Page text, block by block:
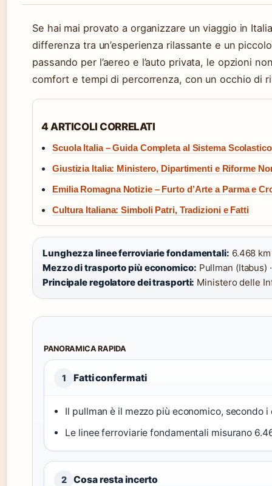
Se hai mai provato a organizzare un viaggio in
differenza tra un’esperienza rilassante e un
passando per l’aereo e l’auto privata, le opzioni
comfort e tempi di percorrenza, con un occhio di
4 ARTICOLI CORRELATI
Scuola Italia – Guida Completa al Sistema Scolastico
Giustizia Italia: Ministero, Dipartimenti e Riforme
Emilia Romagna Notizie – Furto d’Arte a Parma e
Cultura Italiana: Simboli Patri, Tradizioni e Fatti
Lunghezza linee ferroviarie fondamentali: 6.468 km
Mezzo di trasporto più economico: Pullman (Itabus) ·
Principale regolatore dei trasporti: Ministero delle
PANORAMICA RAPIDA
1 Fatti confermati
Il pullman è il mezzo più economico, secondo
Le linee ferroviarie fondamentali misurano
2 Cosa resta incerto